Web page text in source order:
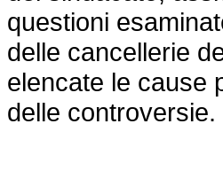
questioni
delle cancellerie
elencate le cause
delle controversie.